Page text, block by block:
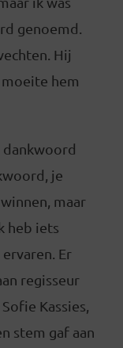
genoemd.
Hij
hem
dankwoord
je
maar
heb iets
Er
regisseur
Kassies,
stem gaf aan